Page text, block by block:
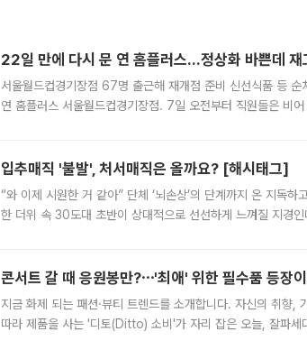
22일 만에 다시 문 연 홈플러스…정상화 바쁜데 재
서울월드컵경기장점 67명 출근해 재개점 준비 신선식품 등
연 홈플러스 서울월드컵경기장점. 7일 오전부터 직원들은 비
입추매직 '불발', 처서매직은 올까요? [해시태그]
“와 이제 시원한 거 같아” 단체 ‘뇌손상’의 단계까지 온 지독
한 더위 속 30도대 초반이 상대적으로 선선하게 느껴질 지경
콘서트 갈 때 응원봉만?⋯'최애' 위한 필수품 등장
지금 화제 되는 패션·뷰티 트렌드를 소개합니다. 자신의 취향,
따라 제품을 사는 '디토(Ditto) 소비'가 자리 잡은 오늘, 잘파세